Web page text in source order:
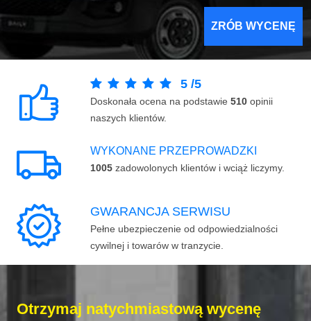
ZRÓB WYCENĘ
5 /5
Doskonała ocena na podstawie 510 opinii
naszych klientów.
WYKONANE PRZEPROWADZKI
1005 zadowolonych klientów i wciąż liczymy.
GWARANCJA SERWISU
Pełne ubezpieczenie od odpowiedzialności
cywilnej i towarów w tranzycie.
Otrzymaj natychmiastową wycenę